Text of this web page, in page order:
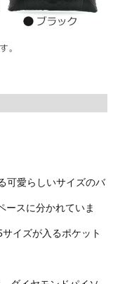
可愛らしいサイズのバ
ースに分かれていま
イズが入るポケット